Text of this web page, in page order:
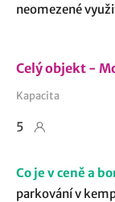
neomezené
Celý objekt -
Kapacita
5
Co je v ceně a
parkování v